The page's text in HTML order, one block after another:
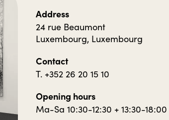
Address
24 rue Beaumont
Luxembourg, Luxembourg
Contact
T. +352 26 20 15 10
Opening hours
Ma-Sa 10:30-12:30 + 13:30-18:00